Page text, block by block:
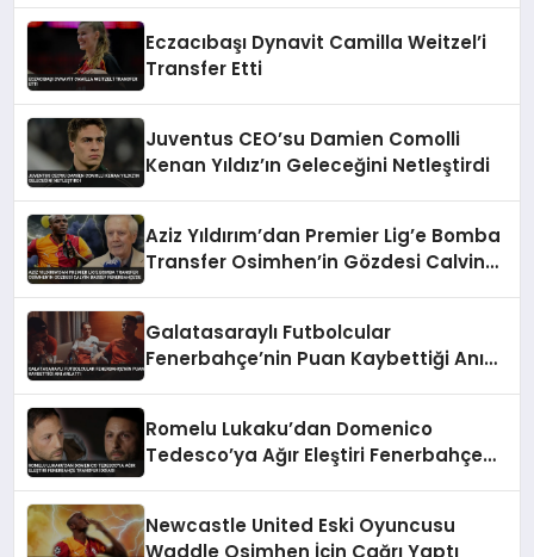
Eczacıbaşı Dynavit Camilla Weitzel’i
Transfer Etti
Juventus CEO’su Damien Comolli
Kenan Yıldız’ın Geleceğini Netleştirdi
Aziz Yıldırım’dan Premier Lig’e Bomba
Transfer Osimhen’in Gözdesi Calvin
Galatasaraylı Futbolcular
Fenerbahçe’nin Puan Kaybettiği Anı
Romelu Lukaku’dan Domenico
Tedesco’ya Ağır Eleştiri Fenerbahçe
Newcastle United Eski Oyuncusu
Waddle Osimhen İçin Çağrı Yaptı